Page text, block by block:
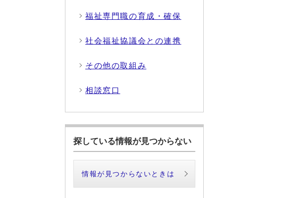
福祉専門職の育成・確保
社会福祉協議会との連携
その他の取組み
相談窓口
探している情報が見つからない
情報が見つからないときは